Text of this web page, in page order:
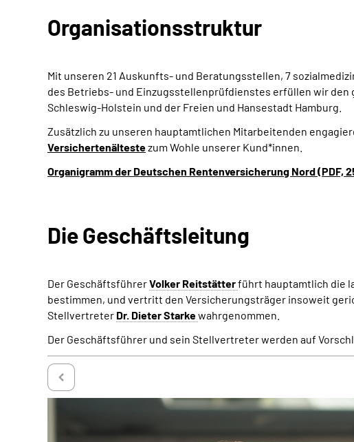
Organisationsstruktur
Mit unseren 21 Auskunfts- und Beratungsstellen, 7
des Betriebs- und Einzugsstellenprüfdienstes erfüllen wir
Schleswig-Holstein und der Freien und Hansestadt Hamburg.
Zusätzlich zu unseren hauptamtlichen Mitarbeitenden
Versichertenältestezum Wohle unserer Kund*innen.
Organigramm der Deutschen Rentenversicherung Nord (PDF,
Die Geschäftsleitung
Der GeschäftsführerVolker Reitstätterführt hauptamtlich die
bestimmen, und vertritt den Versicherungsträger insoweit
Stellvertreter Dr. Dieter Starkewahrgenommen.
Der Geschäftsführer und sein Stellvertreter werden auf